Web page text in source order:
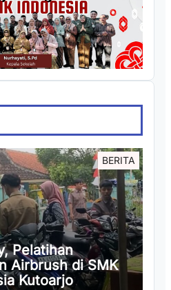
BERITA
Pelatihan
Airbrush di SMK
Kutoarjo